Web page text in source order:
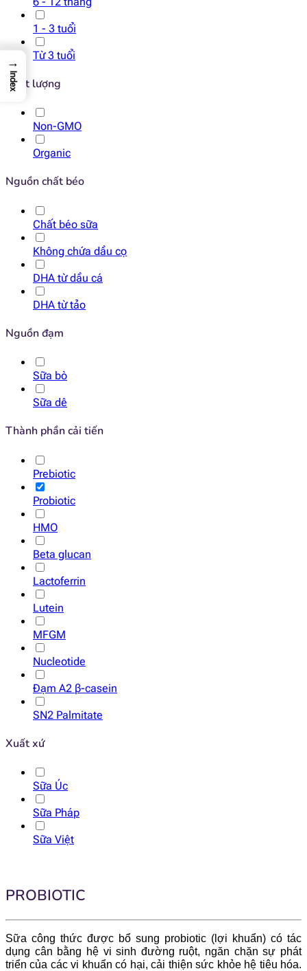
1 - 3 tuổi
Từ 3 tuổi
Chất lượng
Non-GMO
Organic
Nguồn chất béo
Chất béo sữa
Không chứa dầu cọ
DHA từ dầu cá
DHA từ tảo
Nguồn đạm
Sữa bò
Sữa dê
Thành phần cải tiến
Prebiotic
Probiotic
HMO
Beta glucan
Lactoferrin
Lutein
MFGM
Nucleotide
Đạm A2 β-casein
SN2 Palmitate
Xuất xứ
Sữa Úc
Sữa Pháp
Sữa Việt
PROBIOTIC
Sữa công thức được bổ sung probiotic (lợi khuẩn) có tác
dụng cân bằng hệ vi sinh đường ruột, ngăn chặn sự phát
triển của các vi khuẩn có hại, cải thiện sức khỏe hệ tiêu hóa.
→
Index